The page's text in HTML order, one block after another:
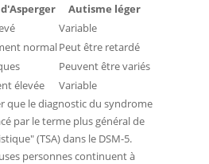
Autisme léger
Variable
normalPeut être retardé
Peuvent être variés
élevée
Variable
que le diagnostic du syndrome
par le terme plus général de
(TSA) dans le DSM-5.
personnes continuent à